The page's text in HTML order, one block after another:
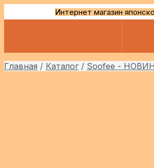
Интернет магазин
Главная / Каталог / Soofee -